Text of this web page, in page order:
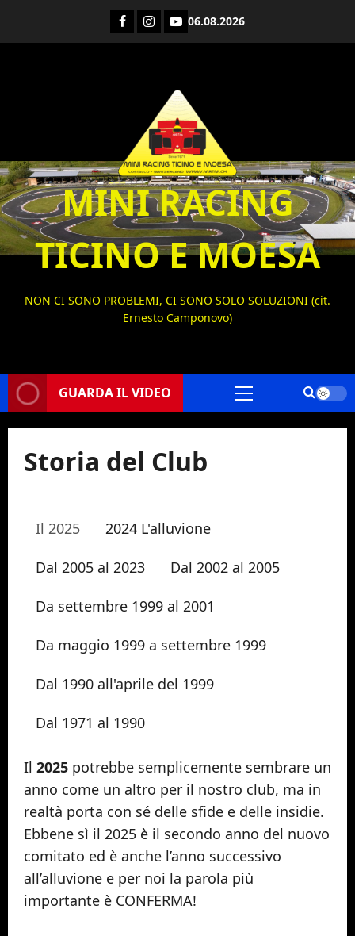
contenuto
Facebook
Instagram
YouTube
06.08.2026
MINI RACING
TICINO E MOESA
NON CI SONO PROBLEMI, CI SONO SOLO SOLUZIONI (cit.
Ernesto Camponovo)
GUARDA IL VIDEO
Menu
Storia del Club
Il 2025 2024 L'alluvione
Dal 2005 al 2023 Dal 2002 al 2005
Da settembre 1999 al 2001
Da maggio 1999 a settembre 1999
Dal 1990 all'aprile del 1999
Dal 1971 al 1990
Il 2025 potrebbe semplicemente sembrare un
anno come un altro per il nostro club, ma in
realtà porta con sé delle sfide e delle insidie.
Ebbene sì il 2025 è il secondo anno del nuovo
comitato ed è anche l’anno successivo
all’alluvione e per noi la parola più
importante è CONFERMA!